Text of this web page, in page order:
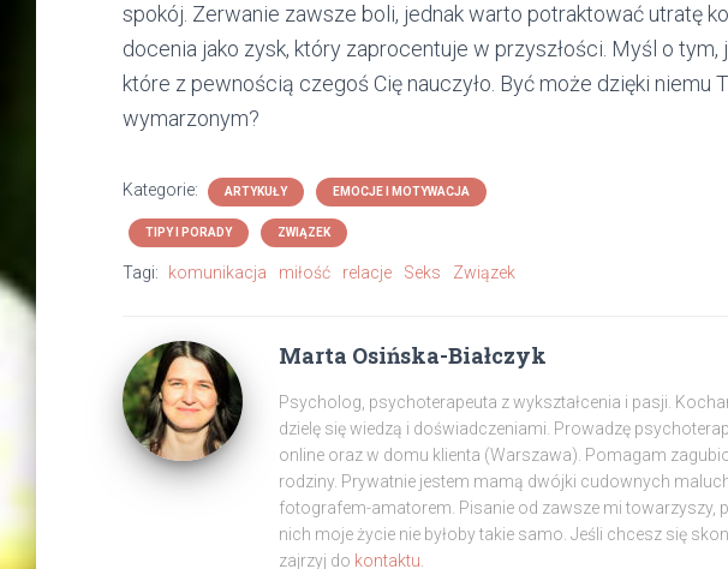
spokój. Zerwanie zawsze boli, jednak warto potraktować utratę
docenia jako zysk, który zaprocentuje w przyszłości. Myśl o
które z pewnością czegoś Cię nauczyło. Być może dzięki niemu
wymarzonym?
Kategorie: ARTYKUŁY EMOCJE I MOTYWACJA
TIPY I PORADY ZWIĄZEK
Tagi: komunikacja miłość relacje Seks Związek
Marta Osińska-Białczyk
Psycholog, psychoterapeuta z wykształcenia i pasji.
dzielę się wiedzą i doświadczeniami. Prowadzę
online oraz w domu klienta (Warszawa). Pomagam
rodziny. Prywatnie jestem mamą dwójki cudownych
fotografem-amatorem. Pisanie od zawsze mi towarzyszy,
nich moje życie nie byłoby takie samo. Jeśli chcesz się
zajrzyj do kontaktu.